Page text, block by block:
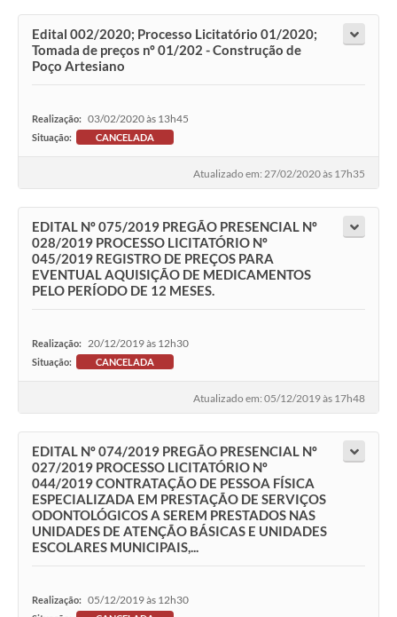
Edital 002/2020; Processo Licitatório 01/2020;
Tomada de preços nº 01/202 - Construção de
Poço Artesiano
Realização: 03/02/2020 às 13h45
Situação: CANCELADA
Atualizado em: 27/02/2020 às 17h35
EDITAL Nº 075/2019 PREGÃO PRESENCIAL Nº
028/2019 PROCESSO LICITATÓRIO Nº
045/2019 REGISTRO DE PREÇOS PARA
EVENTUAL AQUISIÇÃO DE MEDICAMENTOS
PELO PERÍODO DE 12 MESES.
Realização: 20/12/2019 às 12h30
Situação: CANCELADA
Atualizado em: 05/12/2019 às 17h48
EDITAL Nº 074/2019 PREGÃO PRESENCIAL Nº
027/2019 PROCESSO LICITATÓRIO Nº
044/2019 CONTRATAÇÃO DE PESSOA FÍSICA
ESPECIALIZADA EM PRESTAÇÃO DE SERVIÇOS
ODONTOLÓGICOS A SEREM PRESTADOS NAS
UNIDADES DE ATENÇÃO BÁSICAS E UNIDADES
ESCOLARES MUNICIPAIS,...
Realização: 05/12/2019 às 12h30